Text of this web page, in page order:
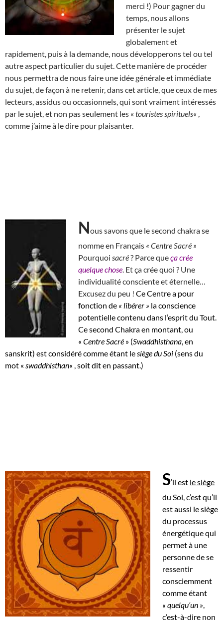
merci !) Pour gagner du
temps, nous allons
présenter le sujet
globalement et
rapidement, puis à la demande, nous développerons tel ou tel
autre aspect particulier du sujet. Cette manière de procéder
nous permettra de nous faire une idée générale et immédiate
du sujet, de façon à ne retenir, dans cet article, que ceux de mes
lecteurs, assidus ou occasionnels, qui sont vraiment intéressés
par le sujet, et non pas seulement les « touristes spirituels« ,
comme j’aime à le dire pour plaisanter.
Nous savons que le second chakra se
nomme en Français « Centre Sacré »
Pourquoi sacré? Parce queça crée
quelque chose . Et ça crée quoi ? Une
individualité consciente et éternelle…
Excusez du peu ! Ce Centre a pour
fonction de « libérer » la conscience
potentielle contenu dans l’esprit du Tout.
Ce second Chakra en montant, ou
« Centre Sacré » (Swaddhisthana , en
sanskrit) est considéré comme étant le siège du Soi (sens du
mot « swaddhisthan« , soit dit en passant.)
S‘il est le siège
du Soi, c’est qu’il
est aussi le siège
du processus
énergétique qui
permet à une
personne de se
ressentir
consciemment
comme étant
« quelqu’un »
c’est-à-dire non